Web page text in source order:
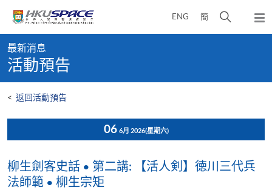
content
ENG 簡
開
彈
出
content
start
最新消息
活動預告
< 返回活動預告
06 6月 2026(星期六)
柳生劍客史話 • 第二講: 【活人剣】徳川三代兵
法師範 • 柳生宗矩